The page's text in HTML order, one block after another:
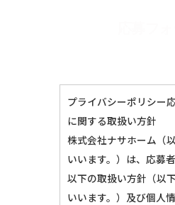
プライバシーポリシー
に関する取扱い方針
株式会社ナサホーム（
いいます。）は、応募
以下の取扱い方針（以
いいます。）及び個人